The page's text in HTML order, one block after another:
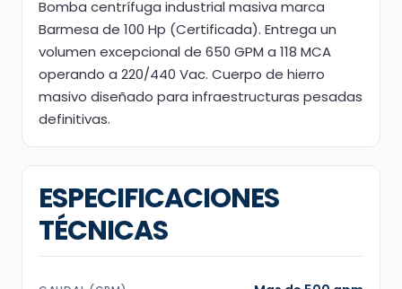
Bomba centrífuga industrial masiva marca
Barmesa de 100 Hp (Certificada). Entrega un
volumen excepcional de 650 GPM a 118 MCA
operando a 220/440 Vac. Cuerpo de hierro
masivo diseñado para infraestructuras pesadas
definitivas.
ESPECIFICACIONES
TÉCNICAS